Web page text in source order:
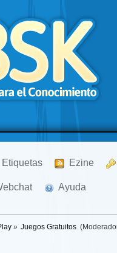
Etiquetas Ezine
Ayuda
» Juegos Gratuitos